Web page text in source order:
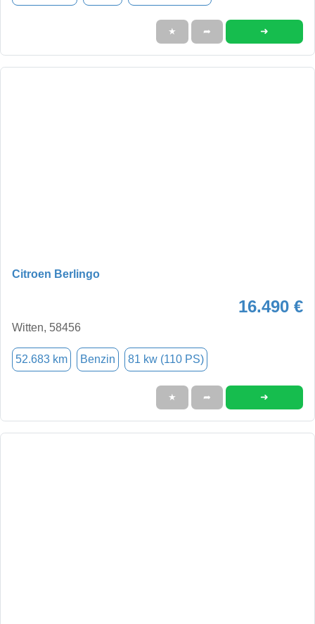
★ ➦ ➜
Citroen Berlingo
16.490 €
Witten, 58456
52.683 km Benzin 81 kw (110 PS)
★ ➦ ➜